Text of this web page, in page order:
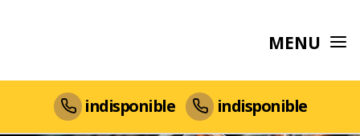
MENU
indisponible indisponible